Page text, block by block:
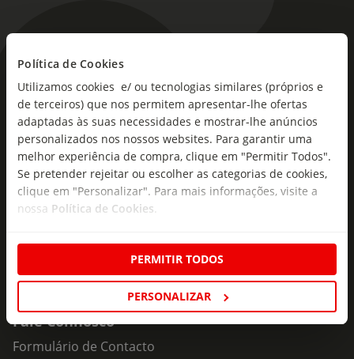
Política de Cookies
Utilizamos cookies e/ ou tecnologias similares (próprios e
de terceiros) que nos permitem apresentar-lhe ofertas
adaptadas às suas necessidades e mostrar-lhe anúncios
personalizados nos nossos websites. Para garantir uma
melhor experiência de compra, clique em "Permitir Todos".
Se pretender rejeitar ou escolher as categorias de cookies,
clique em "Personalizar". Para mais informações, visite a
nossa Política de Cookies
PERMITIR TODOS
PERSONALIZAR
As novidades mais frescas no
seu e-mail!
Subscreva e descubra campanhas exclusivas,
ofertas e novidades para si.
Insira o seu e-
mail
Subscrever
Fale Connosco
Formulário de Contacto